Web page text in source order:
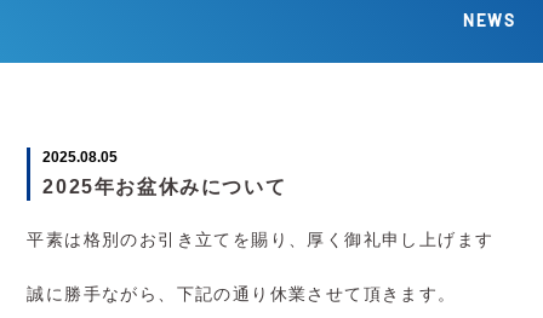
NEWS
2025.08.05
2025年お盆休みについて
平素は格別のお引き立てを賜り、厚く御礼申し上げます
誠に勝手ながら、下記の通り休業させて頂きます。